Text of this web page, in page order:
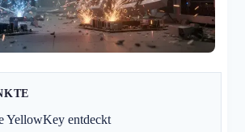
YellowKey entdeckt